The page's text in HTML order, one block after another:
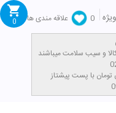
0
علاقه مندی ها
0